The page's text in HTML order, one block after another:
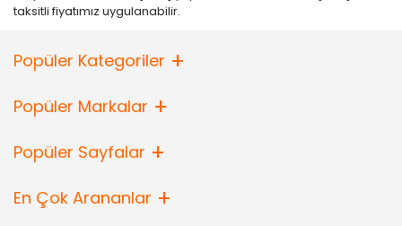
taksitli fiyatımız uygulanabilir.
Popüler Kategoriler
Popüler Markalar
Popüler Sayfalar
En Çok Arananlar